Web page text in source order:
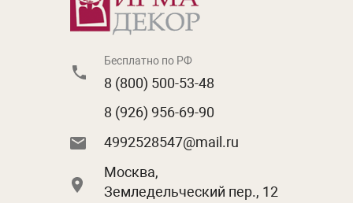
Бесплатно по РФ
8 (800) 500-53-48
8 (926) 956-69-90
4992528547@mail.ru
Москва,
Земледельческий пер., 12